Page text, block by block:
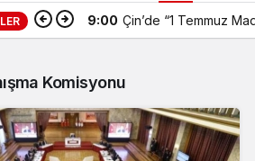
9:00 Çin’de “1 Temmuz
Komisyonu